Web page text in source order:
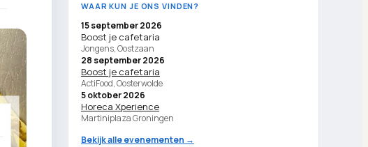
WAAR KUN JE ONS VINDEN?
15 september 2026
Boost je cafetaria
Jongens, Oostzaan
28 september 2026
Boost je cafetaria
ActiFood, Oosterwolde
5 oktober 2026
Horeca Xperience
Martiniplaza Groningen
Bekijk alle evenementen →